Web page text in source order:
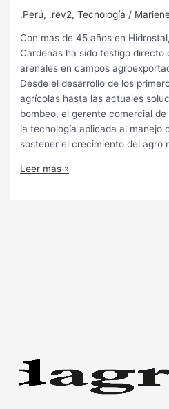
.Perú, .rev2,Tecnología /
Con más de 45 años en
Cardenas ha sido testigo directo
arenales en campos
Desde el desarrollo de los
agrícolas hasta las actuales
bombeo, el gerente comercial
la tecnología aplicada al manejo
sostener el crecimiento del agro
Leer más »